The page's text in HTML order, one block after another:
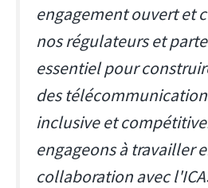
engagement ouvert et
nos régulateurs et
essentiel pour
des
inclusive et
engageons à travailler
collaboration avec